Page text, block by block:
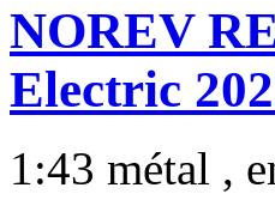
NOREV
Electric
1:43 métal ,